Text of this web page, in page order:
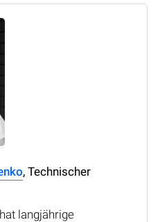
, Technischer
langjährige